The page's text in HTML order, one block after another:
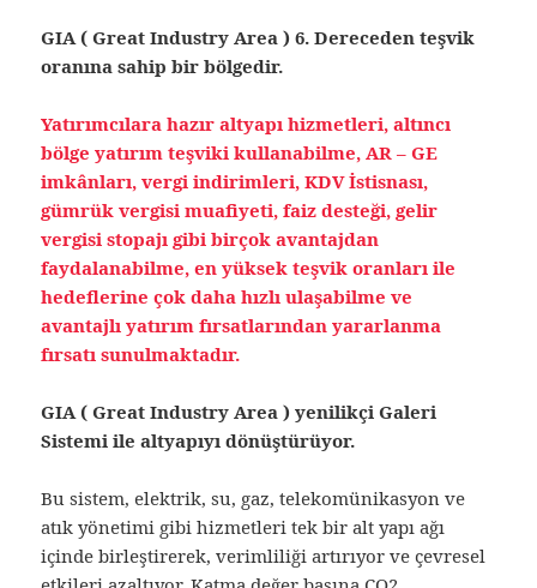
GIA ( Great Industry Area ) 6. Dereceden teşvik
oranına sahip bir bölgedir.
Yatırımcılara hazır altyapı hizmetleri, altıncı
bölge yatırım teşviki kullanabilme, AR – GE
imkânları, vergi indirimleri, KDV İstisnası,
gümrük vergisi muafiyeti, faiz desteği, gelir
vergisi stopajı gibi birçok avantajdan
faydalanabilme, en yüksek teşvik oranları ile
hedeflerine çok daha hızlı ulaşabilme ve
avantajlı yatırım fırsatlarından yararlanma
fırsatı sunulmaktadır.
GIA ( Great Industry Area ) yenilikçi Galeri
Sistemi ile altyapıyı dönüştürüyor.
Bu sistem, elektrik, su, gaz, telekomünikasyon ve
atık yönetimi gibi hizmetleri tek bir alt yapı ağı
içinde birleştirerek, verimliliği artırıyor ve çevresel